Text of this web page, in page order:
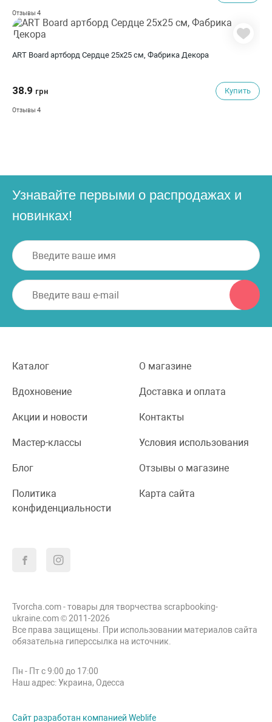
Отзывы 4
ART Board артборд Сердце 25х25 см, Фабрика Декора
38.9 грн Купить
Отзывы 4
Узнавайте первыми о распродажах и
новинках!
Каталог О магазине
Вдохновение Доставка и оплата
Акции и новости Контакты
Мастер-классы Условия использования
Блог Отзывы о магазине
Политика
конфиденциальности
Карта сайта
Tvorcha.com - товары для творчества scrapbooking-
ukraine.com © 2011-2026
Все права защищены. При использовании материалов сайта
обязательна гиперссылка на источник.
Пн - Пт с 9:00 до 17:00
Наш адрес: Украина, Одесса
Сайт разработан компанией Weblife